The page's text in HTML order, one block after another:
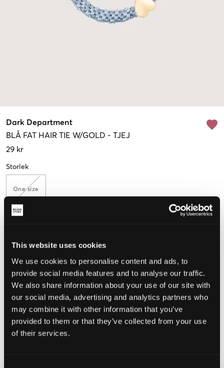
This website uses cookies
We use cookies to personalise content and ads, to
provide social media features and to analyse our traffic.
We also share information about your use of our site with
our social media, advertising and analytics partners who
may combine it with other information that you’ve
provided to them or that they’ve collected from your use
of their services.
Dark Department
BLÅ FAT HAIR TIE W/GOLD - TJEJ
29 kr
Storlek
One size
VÄLJ STORLEK
Fri frakt på beställningar över 699 kr